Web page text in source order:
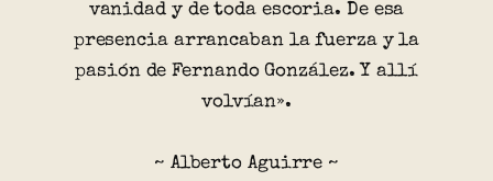
vanidad y de toda escoria. De esa
presencia arrancaban la fuerza y la
pasión de Fernando González. Y allí
volvían».
~ Alberto Aguirre ~